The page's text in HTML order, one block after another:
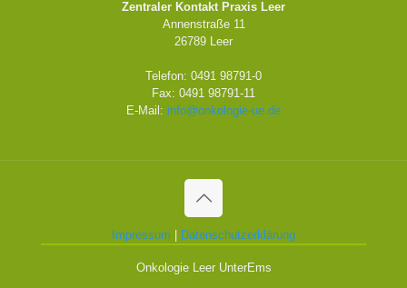
Zentraler Kontakt Praxis Leer
Annenstraße 11
26789 Leer
Telefon: 0491 98791-0
Fax: 0491 98791-11
E-Mail: info@onkologie-ue.de
Impressum Datenschutzerklärung
Onkologie Leer UnterEms